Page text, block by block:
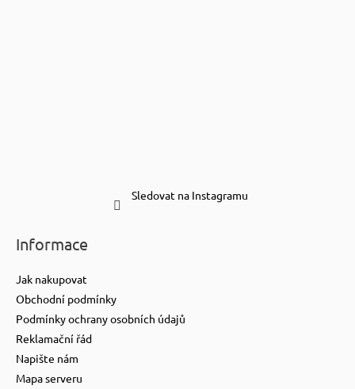
Sledovat na Instagramu
Informace
Jak nakupovat
Obchodní podmínky
Podmínky ochrany osobních údajů
Reklamační řád
Napište nám
Mapa serveru